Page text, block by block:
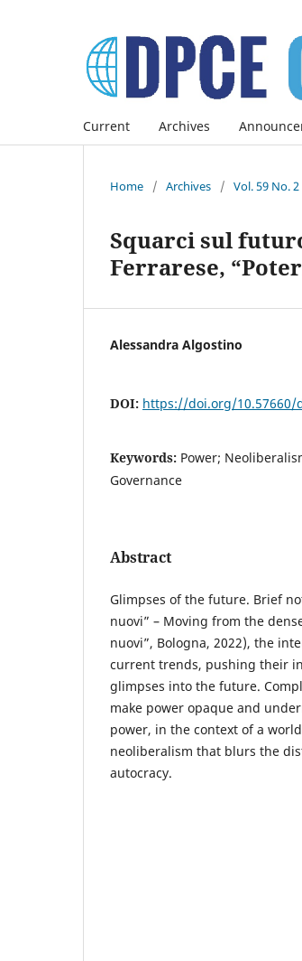
Current Archives
Home / Archives / Vol. 59 No.
Squarci sul
Ferrarese,
Alessandra Algostino
DOI: https://doi.org/10.57660/
Keywords: Power;
Governance
Abstract
Glimpses of the future. Brief
nuovi” – Moving from the
nuovi”, Bologna, 2022), the
current trends, pushing their
glimpses into the future.
make power opaque and
power, in the context of a
neoliberalism that blurs the
autocracy.